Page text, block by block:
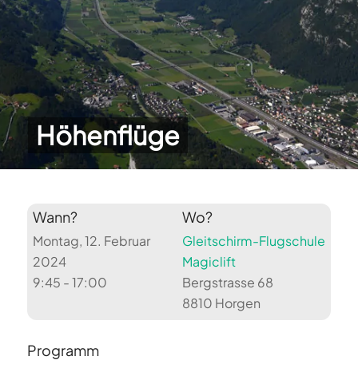
Höhenflüge
Wann?
Montag, 12. Februar
2024
9:45 - 17:00
Wo?
Gleitschirm-Flugschule
Magiclift
Bergstrasse 68
8810 Horgen
Programm